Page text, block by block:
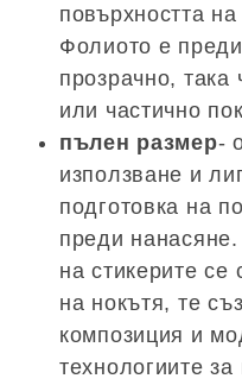
повърхността
Фолиото е
прозрачно,
или частично
пълен размер-
използване и
подготовка на
преди
на стикерите се
на нокътя, те
композиция и
технологиите